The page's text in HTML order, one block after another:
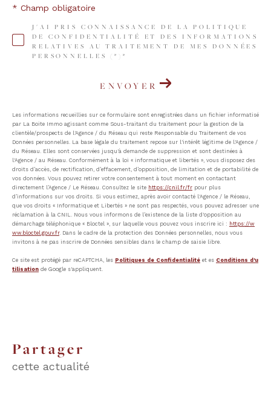
J'AI PRIS CONNAISSANCE DE LA POLITIQUE
DE CONFIDENTIALITÉ ET DES INFORMATIONS
RELATIVES AU TRAITEMENT DE MES DONNÉES
PERSONNELLES (*)*
* Champ obligatoire
ENVOYER
Les informations recueillies sur ce formulaire sont enregistrées dans un fichier informatisé
par La Boite Immo agissant comme Sous-traitant du traitement pour la gestion de la
clientèle/prospects de l'Agence / du Réseau qui reste Responsable du Traitement de vos
Données personnelles. La base légale du traitement repose sur l'intérêt légitime de l'Agence /
du Réseau. Elles sont conservées jusqu'à demande de suppression et sont destinées à
l'Agence / au Réseau. Conformément à la loi « informatique et libertés », vous disposez des
droits d’accès, de rectification, d’effacement, d’opposition, de limitation et de portabilité de
vos données. Vous pouvez retirer votre consentement à tout moment en contactant
directement l’Agence / Le Réseau. Consultez le site https://cnil.fr/fr pour plus
d’informations sur vos droits. Si vous estimez, après avoir contacté l'Agence / le Réseau,
que vos droits « Informatique et Libertés » ne sont pas respectés, vous pouvez adresser une
réclamation à la CNIL. Nous vous informons de l’existence de la liste d'opposition au
démarchage téléphonique « Bloctel », sur laquelle vous pouvez vous inscrire ici : https://w
ww.bloctel.gouv.fr. Dans le cadre de la protection des Données personnelles, nous vous
invitons à ne pas inscrire de Données sensibles dans le champ de saisie libre.
Ce site est protégé par reCAPTCHA, les Politiques de Confidentialité et es Conditions d'u
tilisation de Google s'appliquent.
partager
cette actualité